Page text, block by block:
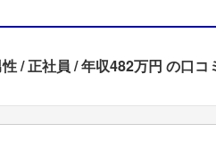
正社員 年収482万円 の口コ